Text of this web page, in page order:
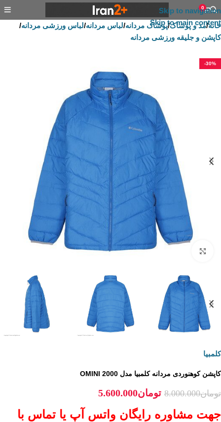
Skip to navigation
Skip to main content
0
خانه/مد و پوشاک/پوشاک مردانه/لباس مردانه/لباس ورزشی مردانه/
کاپشن و جلیقه ورزشی مردانه
-30%
برای بزرگنمایی کلیک کنید
کلمبیا
کاپشن کوهنوردی مردانه کلمبیا مدل OMINI 2000
تومان8.000.000 تومان5.600.000
جهت مشاوره رایگان واتس آپ یا تماس با